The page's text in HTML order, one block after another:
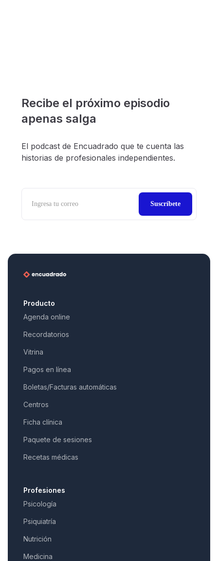
Recibe el próximo episodio
apenas salga
El podcast de Encuadrado que te cuenta las
historias de profesionales independientes.
Producto
Agenda online
Recordatorios
Vitrina
Pagos en línea
Boletas/Facturas automáticas
Centros
Ficha clínica
Paquete de sesiones
Recetas médicas
Profesiones
Psicología
Psiquiatría
Nutrición
Medicina